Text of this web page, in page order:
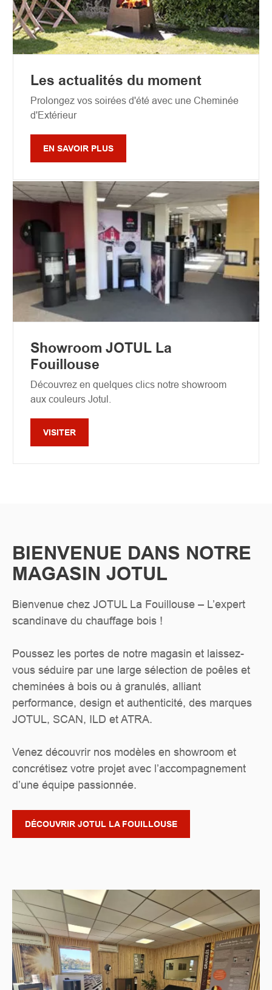
Les actualités du moment
Prolongez vos soirées d'été avec une Cheminée
d'Extérieur
EN SAVOIR PLUS
Showroom JOTUL La
Fouillouse
Découvrez en quelques clics notre showroom
aux couleurs Jotul.
VISITER
BIENVENUE DANS NOTRE
MAGASIN JOTUL
Bienvenue chez JOTUL La Fouillouse – L’expert
scandinave du chauffage bois !
Poussez les portes de notre magasin et laissez-
vous séduire par une large sélection de poêles et
cheminées à bois ou à granulés, alliant
performance, design et authenticité, des marques
JOTUL, SCAN, ILD et ATRA.
Venez découvrir nos modèles en showroom et
concrétisez votre projet avec l’accompagnement
d’une équipe passionnée.
DÉCOUVRIR JOTUL LA FOUILLOUSE